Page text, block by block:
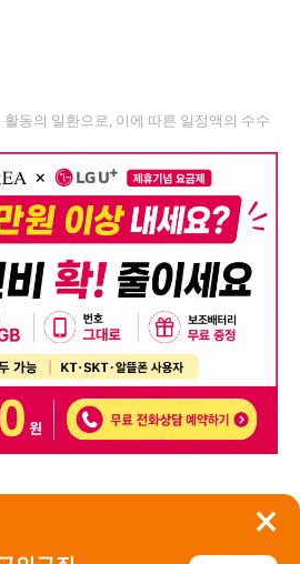
×
동의 일환으로, 이에 따른 일정액의 수수